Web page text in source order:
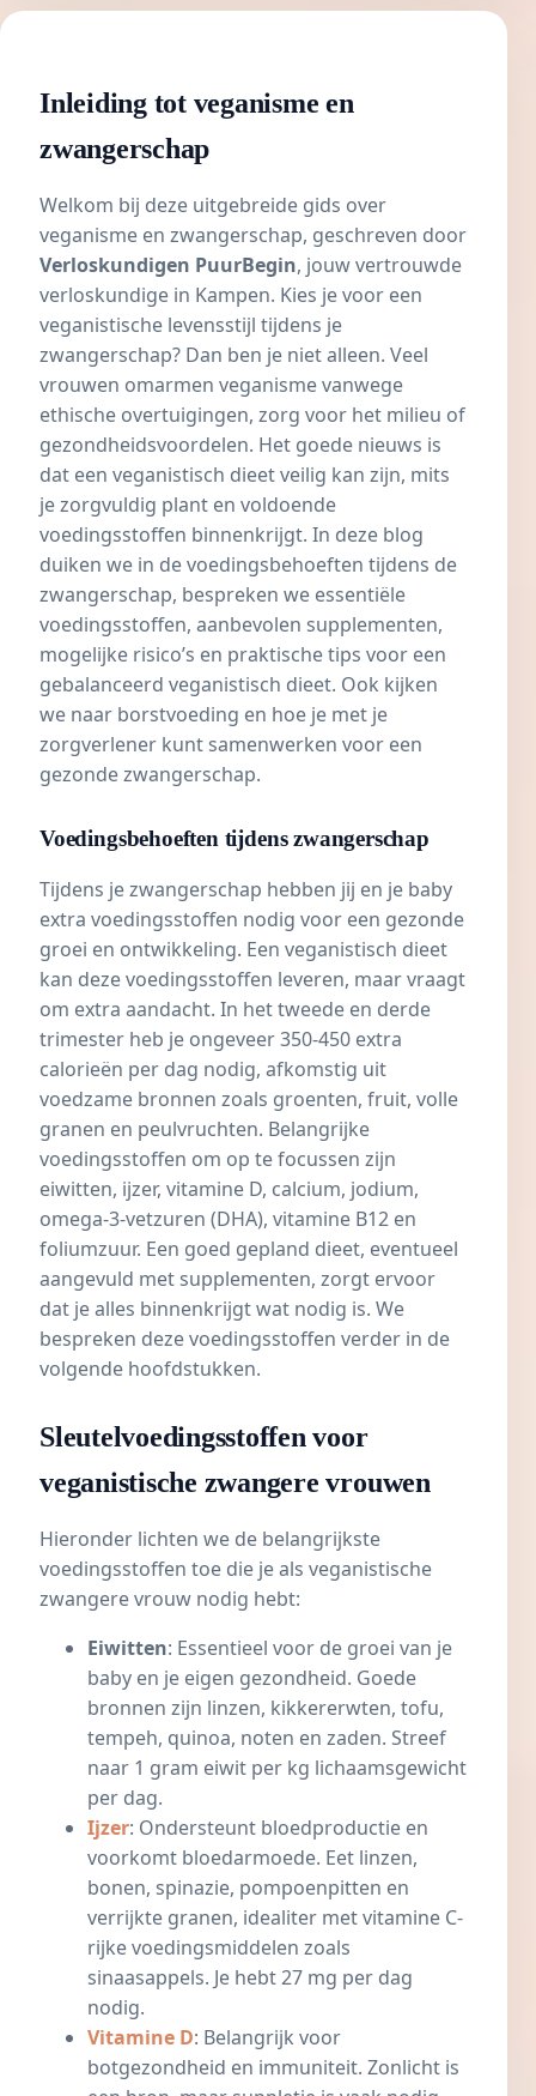
Inleiding tot veganisme en
zwangerschap
Welkom bij deze uitgebreide gids over
veganisme en zwangerschap, geschreven door
Verloskundigen PuurBegin, jouw vertrouwde
verloskundige in Kampen. Kies je voor een
veganistische levensstijl tijdens je
zwangerschap? Dan ben je niet alleen. Veel
vrouwen omarmen veganisme vanwege
ethische overtuigingen, zorg voor het milieu of
gezondheidsvoordelen. Het goede nieuws is
dat een veganistisch dieet veilig kan zijn, mits
je zorgvuldig plant en voldoende
voedingsstoffen binnenkrijgt. In deze blog
duiken we in de voedingsbehoeften tijdens de
zwangerschap, bespreken we essentiële
voedingsstoffen, aanbevolen supplementen,
mogelijke risico’s en praktische tips voor een
gebalanceerd veganistisch dieet. Ook kijken
we naar borstvoeding en hoe je met je
zorgverlener kunt samenwerken voor een
gezonde zwangerschap.
Voedingsbehoeften tijdens zwangerschap
Tijdens je zwangerschap hebben jij en je baby
extra voedingsstoffen nodig voor een gezonde
groei en ontwikkeling. Een veganistisch dieet
kan deze voedingsstoffen leveren, maar vraagt
om extra aandacht. In het tweede en derde
trimester heb je ongeveer 350-450 extra
calorieën per dag nodig, afkomstig uit
voedzame bronnen zoals groenten, fruit, volle
granen en peulvruchten. Belangrijke
voedingsstoffen om op te focussen zijn
eiwitten, ijzer, vitamine D, calcium, jodium,
omega-3-vetzuren (DHA), vitamine B12 en
foliumzuur. Een goed gepland dieet, eventueel
aangevuld met supplementen, zorgt ervoor
dat je alles binnenkrijgt wat nodig is. We
bespreken deze voedingsstoffen verder in de
volgende hoofdstukken.
Sleutelvoedingsstoffen voor
veganistische zwangere vrouwen
Hieronder lichten we de belangrijkste
voedingsstoffen toe die je als veganistische
zwangere vrouw nodig hebt:
Eiwitten: Essentieel voor de groei van je
baby en je eigen gezondheid. Goede
bronnen zijn linzen, kikkererwten, tofu,
tempeh, quinoa, noten en zaden. Streef
naar 1 gram eiwit per kg lichaamsgewicht
per dag.
Ijzer: Ondersteunt bloedproductie en
voorkomt bloedarmoede. Eet linzen,
bonen, spinazie, pompoenpitten en
verrijkte granen, idealiter met vitamine C-
rijke voedingsmiddelen zoals
sinaasappels. Je hebt 27 mg per dag
nodig.
Vitamine D: Belangrijk voor
botgezondheid en immuniteit. Zonlicht is